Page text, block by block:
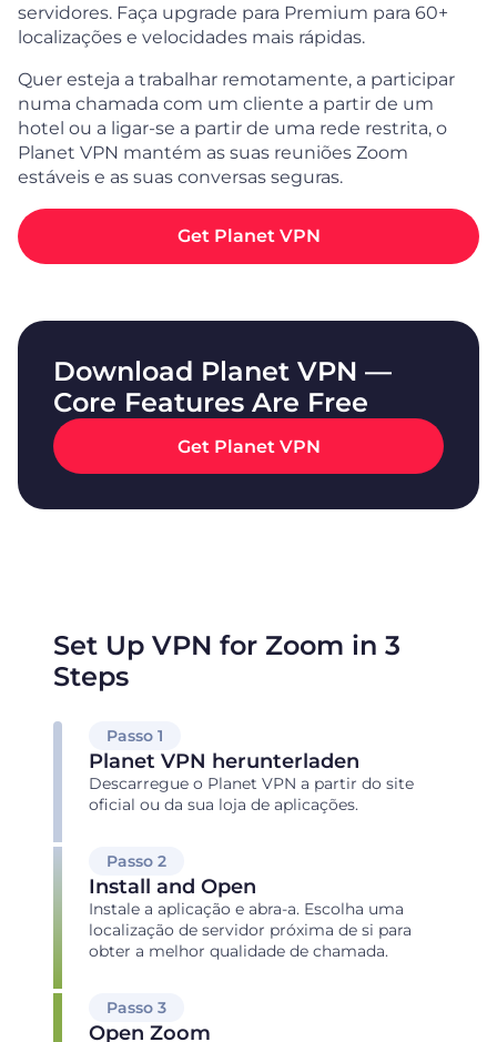
servidores. Faça upgrade para Premium para 60+
localizações e velocidades mais rápidas.
Quer esteja a trabalhar remotamente, a participar
numa chamada com um cliente a partir de um
hotel ou a ligar-se a partir de uma rede restrita, o
Planet VPN mantém as suas reuniões Zoom
estáveis e as suas conversas seguras.
Get Planet VPN
Download Planet VPN —
Core Features Are Free
Get Planet VPN
Set Up VPN for Zoom in 3
Steps
Passo 1
Planet VPN herunterladen
Descarregue o Planet VPN a partir do site
oficial ou da sua loja de aplicações.
Passo 2
Install and Open
Instale a aplicação e abra-a. Escolha uma
localização de servidor próxima de si para
obter a melhor qualidade de chamada.
Passo 3
Open Zoom